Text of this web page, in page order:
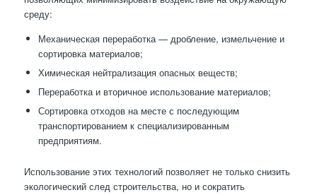
среду:
Механическая переработка — дробление, измельчение и
сортировка материалов;
Химическая нейтрализация опасных веществ;
Переработка и вторичное использование материалов;
Сортировка отходов на месте с последующим
транспортированием к специализированным
предприятиям.
Использование этих технологий позволяет не только снизить
экологический след строительства, но и сократить